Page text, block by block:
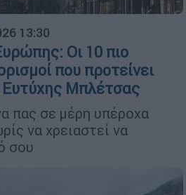
13:30
Οι 10 πιο
που προτείνει
Μπλέτσας
πας σε μέρη υπέροχα
να χρειαστεί να
σου